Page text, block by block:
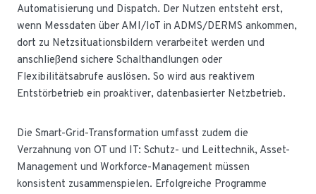
Automatisierung und Dispatch. Der Nutzen entsteht erst,
wenn Messdaten über AMI/IoT in ADMS/DERMS ankommen,
dort zu Netzsituationsbildern verarbeitet werden und
anschließend sichere Schalthandlungen oder
Flexibilitätsabrufe auslösen. So wird aus reaktivem
Entstörbetrieb ein proaktiver, datenbasierter Netzbetrieb.
Die Smart-Grid-Transformation umfasst zudem die
Verzahnung von OT und IT: Schutz- und Leittechnik, Asset-
Management und Workforce-Management müssen
konsistent zusammenspielen. Erfolgreiche Programme